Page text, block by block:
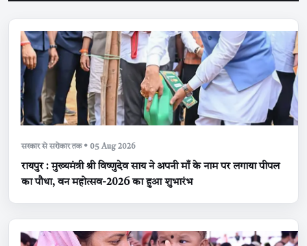
सरकार से सरोकार तक • 05 Aug 2026
रायपुर : मुख्यमंत्री श्री विष्णुदेव साय ने अपनी माँ के नाम पर लगाया पीपल
का पौधा, वन महोत्सव-2026 का हुआ शुभारंभ